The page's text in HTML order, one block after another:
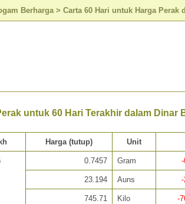
Berharga > Carta 60 Hari untuk Harga Perak
untuk 60 Hari Terakhir dalam Dinar
Harga (tutup) Unit
0.7457 Gram
23.194 Auns
745.71 Kilo -